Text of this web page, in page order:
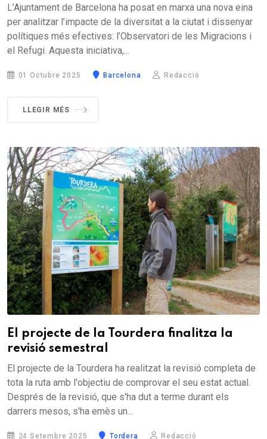
L’Ajuntament de Barcelona ha posat en marxa una nova eina
per analitzar l’impacte de la diversitat a la ciutat i dissenyar
polítiques més efectives: l’Observatori de les Migracions i
el Refugi. Aquesta iniciativa,...
01 Octubre 2025 Barcelona Redacció
LLEGIR MÉS
El projecte de la Tourdera finalitza la
revisió semestral
El projecte de la Tourdera ha realitzat la revisió completa de
tota la ruta amb l'objectiu de comprovar el seu estat actual.
Després de la revisió, que s'ha dut a terme durant els
darrers mesos, s'ha emès un...
24 Setembre 2025 Tordera Redacció